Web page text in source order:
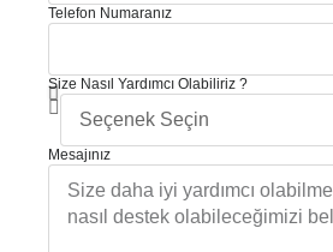
Telefon Numaranız
Size Nasıl Yardımcı Olabiliriz ?
Mesajınız